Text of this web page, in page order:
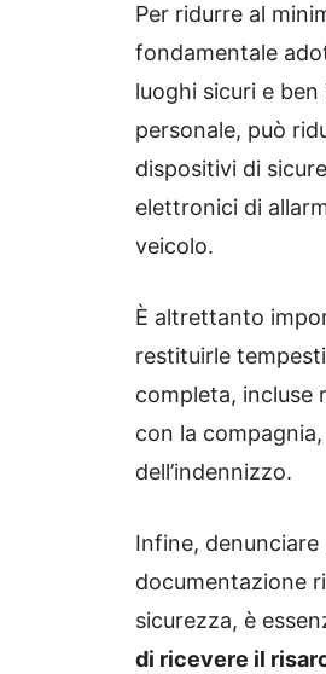
Per ridurre al
fondamentale
luoghi sicuri e
personale, può
dispositivi di
elettronici di
veicolo.
È altrettanto
restituirle
completa, incluse
con la
dell’indennizzo.
Infine,
documentazione
sicurezza, è
di ricevere il